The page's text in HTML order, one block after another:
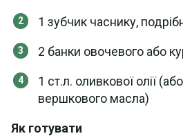
1 зубчик часнику,
2 банки овочевого або
1 ст.л. оливкової олії
вершкового масла)
Як готувати